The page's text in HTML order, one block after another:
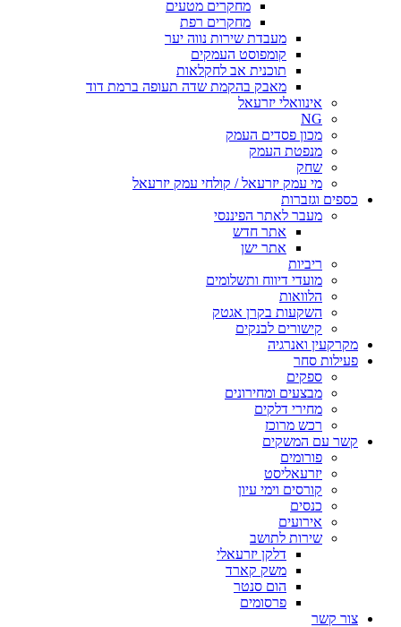
מחקרים מטעים
מחקרים רפת
מעבדת שירות נווה יער
קומפוסט העמקים
תוכנית אב לחקלאות
מאבק בהקמת שדה תעופה ברמת דוד
אינוואלי יזרעאל
NG
מכון פסדים העמק
מנפטת העמק
שחק
מי עמק יזרעאל / קולחי עמק יזרעאל
כספים וגזברות
מעבר לאתר הפיננסי
אתר חדש
אתר ישן
ריביות
מועדי דיווח ותשלומים
הלוואות
השקעות בקרן אגטק
קישורים לבנקים
מקרקעין ואנרגיה
פעילות סחר
ספקים
מבצעים ומחירונים
מחירי דלקים
רכש מרוכז
קשר עם המשקים
פורומים
יזרעאליסט
קורסים וימי עיון
כנסים
אירועים
שירות לתושב
דלקן יזרעאלי
משק קארד
הום סנטר
פרסומים
צור קשר